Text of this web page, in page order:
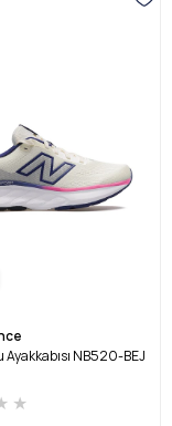
Ayakkabısı NB520-BEJ
★